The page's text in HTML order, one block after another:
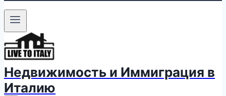
Недвижимость и Иммиграция в
Италию